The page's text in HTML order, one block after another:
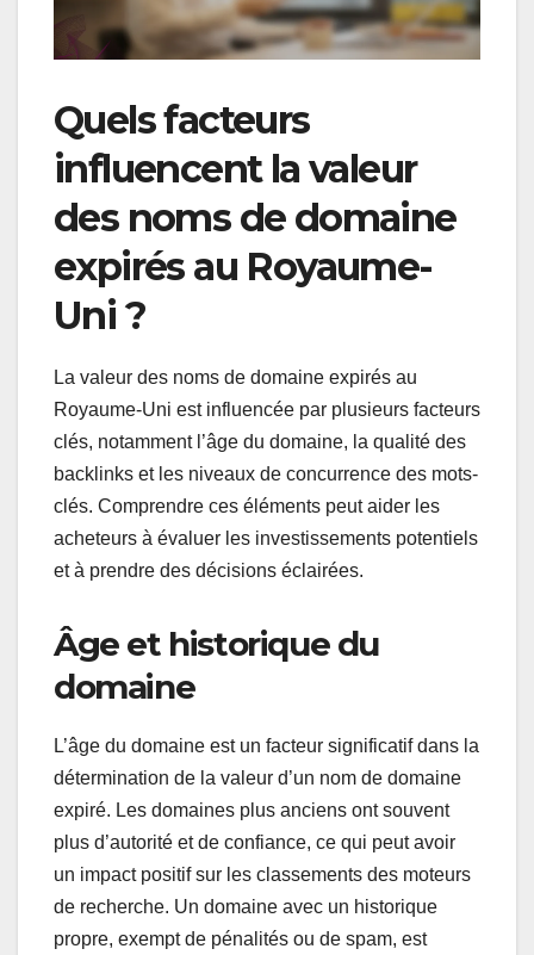
Quels facteurs
influencent la valeur
des noms de domaine
expirés au Royaume-
Uni ?
La valeur des noms de domaine expirés au
Royaume-Uni est influencée par plusieurs facteurs
clés, notamment l’âge du domaine, la qualité des
backlinks et les niveaux de concurrence des mots-
clés. Comprendre ces éléments peut aider les
acheteurs à évaluer les investissements potentiels
et à prendre des décisions éclairées.
Âge et historique du
domaine
L’âge du domaine est un facteur significatif dans la
détermination de la valeur d’un nom de domaine
expiré. Les domaines plus anciens ont souvent
plus d’autorité et de confiance, ce qui peut avoir
un impact positif sur les classements des moteurs
de recherche. Un domaine avec un historique
propre, exempt de pénalités ou de spam, est